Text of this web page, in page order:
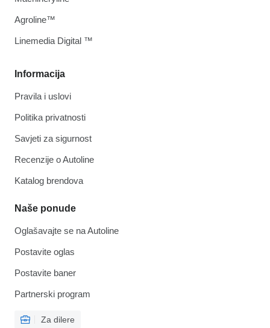
Informacija
Pravila i uslovi
Politika privatnosti
Savjeti za sigurnost
Recenzije o Autoline
Katalog brendova
Naše ponude
Oglašavajte se na Autoline
Postavite oglas
Postavite baner
Partnerski program
Za dilere
Agroline™
Linemedia Digital ™